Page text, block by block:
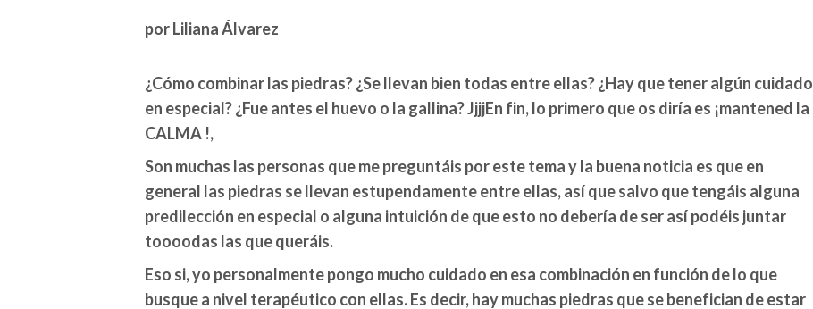
por Liliana Álvarez
¿Cómo combinar las piedras? ¿Se llevan bien todas entre ellas? ¿Hay que tener algún cuidado
en especial? ¿Fue antes el huevo o la gallina? JjjjEn fin, lo primero que os diría es ¡mantened la
CALMA !,
Son muchas las personas que me preguntáis por este tema y la buena noticia es que en
general las piedras se llevan estupendamente entre ellas, así que salvo que tengáis alguna
predilección en especial o alguna intuición de que esto no debería de ser así podéis juntar
toooodas las que queráis.
Eso si, yo personalmente pongo mucho cuidado en esa combinación en función de lo que
busque a nivel terapéutico con ellas. Es decir, hay muchas piedras que se benefician de estar